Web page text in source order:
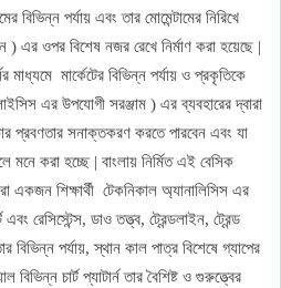
বিভিন্ন পর্যায় এবং তার মোমেন্টামের নিরিখে
) এর ওপর বিশেষ নজর রেখে নির্মাণ করা হয়েছে |
মাধ্যমে মার্কেটের বিভিন্ন পর্যায় ও প্রকৃতিকে
এর উপযোগী সরঞ্জাম ) এর ব্যবহারের দ্বারা
প্রবণতার সনাক্তকরণ করতে পারবেন এবং যা
মনে করা হচ্ছে | বাংলায় নির্মিত এই বেসিক
একজন শিক্ষার্থী টেকনিকাল অ্যানালিসিস এর
রেসিস্টেন্স, ডাও তত্ত্ব, ট্রেন্ডলাইন, ট্রেন্ড
বিভিন্ন পর্যায়, স্থান কাল পাত্র বিশেষে গ্যাপের
চার্ট প্যাটার্ন তার বৈশিষ্ট ও গুরুত্ত্বের